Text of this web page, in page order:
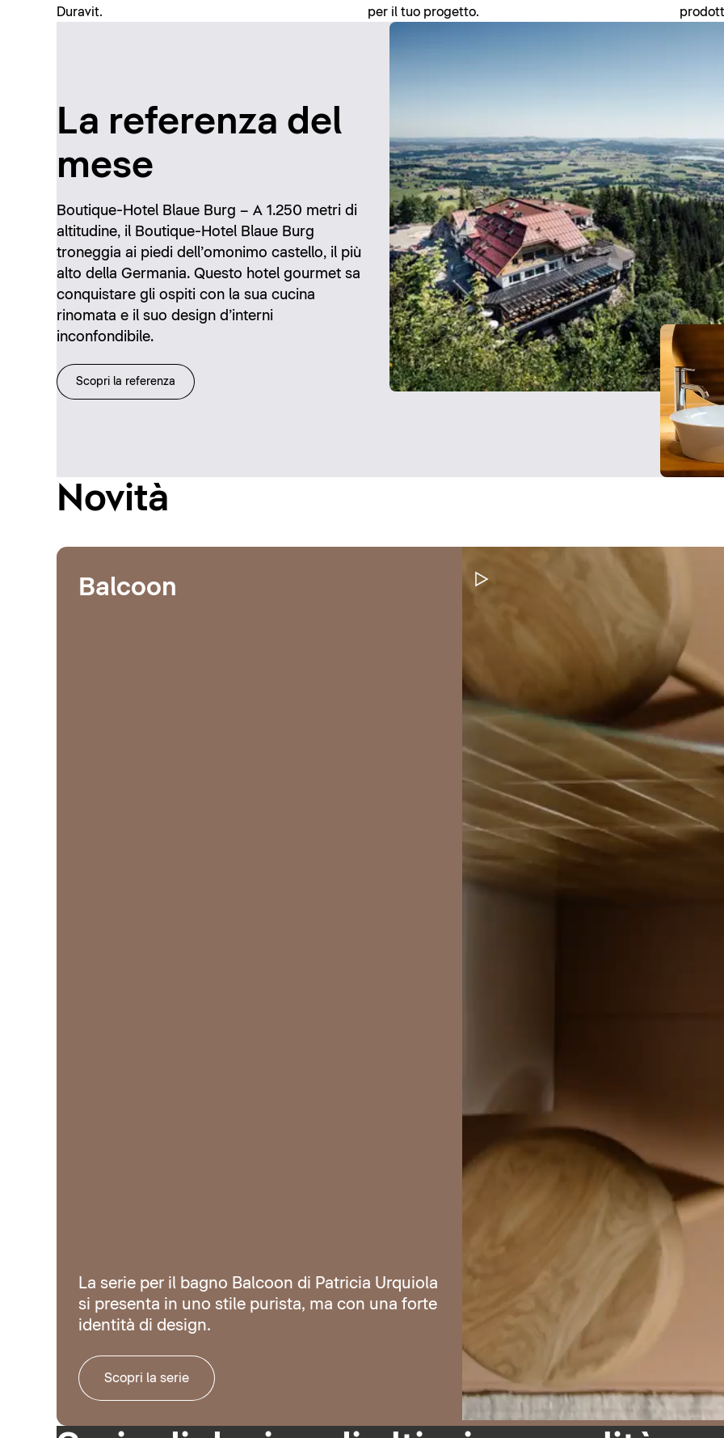
Duravit.
per il tuo progetto.
La referenza del
mese
Boutique-Hotel Blaue Burg – A 1.250 metri di
altitudine, il Boutique-Hotel Blaue Burg
troneggia ai piedi dell’omonimo castello, il più
alto della Germania. Questo hotel gourmet sa
conquistare gli ospiti con la sua cucina
rinomata e il suo design d’interni
inconfondibile.
Scopri la referenza
Novità
Metti in pausa il video
Balcoon
La serie per il bagno Balcoon di Patricia Urquiola
si presenta in uno stile purista, ma con una forte
identità di design.
Scopri la serie